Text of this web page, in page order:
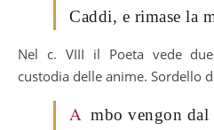
Caddi, e rimase la
Nel c. VIII il Poeta vede
custodia delle anime. Sordello
A mbo vengon